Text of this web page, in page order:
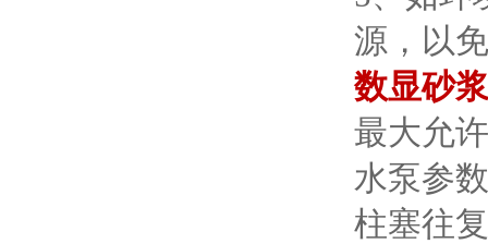
源，以
数显砂
最大允
水泵参数
柱塞往